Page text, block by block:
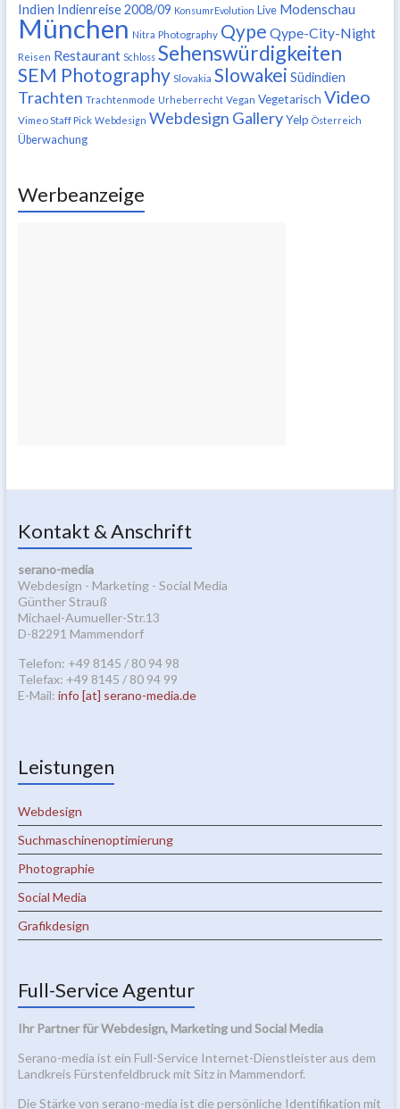
Indien Indienreise 2008/09 KonsumrEvolution Live Modenschau
München Nitra Photography Qype Qype-City-Night
Reisen Restaurant Schloss Sehenswürdigkeiten
SEM Photography Slovakia Slowakei Südindien
Trachten Trachtenmode Urheberrecht Vegan Vegetarisch Video
Vimeo Staff Pick Webdesign Webdesign Gallery Yelp Österreich
Überwachung
Werbeanzeige
Kontakt & Anschrift
serano-media
Webdesign - Marketing - Social Media
Günther Strauß
Michael-Aumueller-Str.13
D-82291 Mammendorf
Telefon: +49 8145 / 80 94 98
Telefax: +49 8145 / 80 94 99
E-Mail: info [at] serano-media.de
Leistungen
Webdesign
Suchmaschinenoptimierung
Photographie
Social Media
Grafikdesign
Full-Service Agentur
Ihr Partner für Webdesign, Marketing und Social Media
Serano-media ist ein Full-Service Internet-Dienstleister aus dem
Landkreis Fürstenfeldbruck mit Sitz in Mammendorf.
Die Stärke von serano-media ist die persönliche Identifikation mit